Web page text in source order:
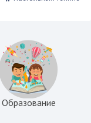
Образование